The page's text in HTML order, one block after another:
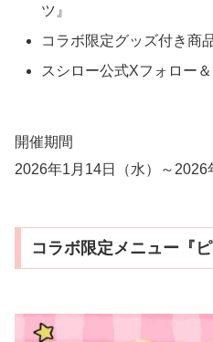
ツ』
コラボ限定グッズ付き商
スシロー公式Xフォロー
開催期間
2026年1月14日（水）～2026
コラボ限定メニュー『